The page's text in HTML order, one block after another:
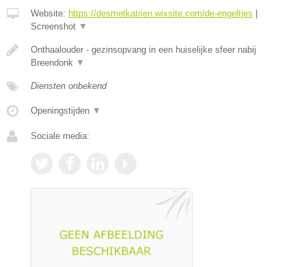
Website: https://desmetkatrien.wixsite.com/de-engeltjes
Screenshot ▼
Onthaalouder - gezinsopvang in een huiselijke sfeer nabij
Breendonk ▼
Diensten onbekend
Openingstijden ▼
Sociale media: